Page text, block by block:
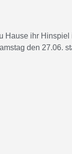
ihr
den 27.06.